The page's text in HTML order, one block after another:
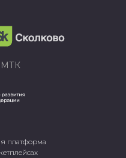
платформа
МТК